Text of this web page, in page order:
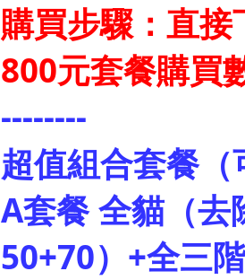
購買步驟：直
800元套餐購買
--------
超值組合套餐
A套餐 全貓（去
50+70）+全三